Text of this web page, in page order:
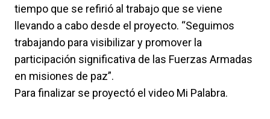
tiempo que se refirió al trabajo que se viene
llevando a cabo desde el proyecto. “Seguimos
trabajando para visibilizar y promover la
participación significativa de las Fuerzas Armadas
en misiones de paz”.
Para finalizar se proyectó el video Mi Palabra.